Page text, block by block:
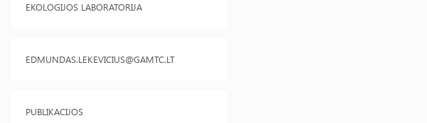
EKOLOGIJOS LABORATORIJA
EDMUNDAS.LEKEVICIUS@GAMTC.LT
PUBLIKACIJOS